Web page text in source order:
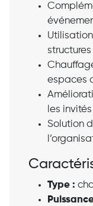
espaces
les
Solution
Type :